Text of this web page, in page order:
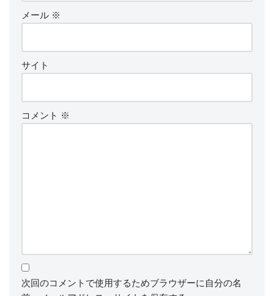
メール ※
サイト
コメント ※
次回のコメントで使用するためブラウザーに自分の名